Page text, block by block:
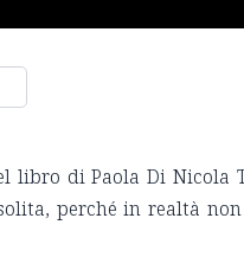
libro di Paola Di Nicola
perché in realtà